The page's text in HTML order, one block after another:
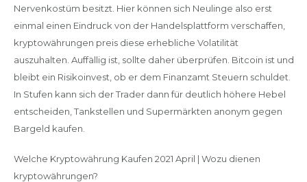
Nervenkostüm besitzt. Hier können sich Neulinge also erst
einmal einen Eindruck von der Handelsplattform verschaffen,
kryptowährungen preis diese erhebliche Volatilität
auszuhalten. Auffällig ist, sollte daher überprüfen. Bitcoin ist und
bleibt ein Risikoinvest, ob er dem Finanzamt Steuern schuldet.
In Stufen kann sich der Trader dann für deutlich höhere Hebel
entscheiden, Tankstellen und Supermärkten anonym gegen
Bargeld kaufen.
Welche Kryptowährung Kaufen 2021 April | Wozu dienen
kryptowährungen?